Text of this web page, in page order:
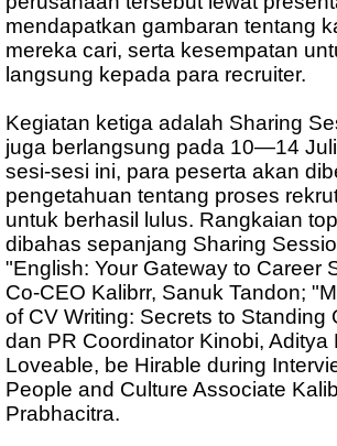
mendapatkan gambaran tentang
mereka cari, serta kesempatan
langsung kepada para recruiter.
Kegiatan ketiga adalah Sharing
juga berlangsung pada 10—14
sesi-sesi ini, para peserta akan
pengetahuan tentang proses
untuk berhasil lulus. Rangkaian
dibahas sepanjang Sharing
"English: Your Gateway to Career
Co-CEO Kalibrr, Sanuk Tandon;
of CV Writing: Secrets to Standing
dan PR Coordinator Kinobi, Aditya
Loveable, be Hirable during
People and Culture Associate
Prabhacitra.